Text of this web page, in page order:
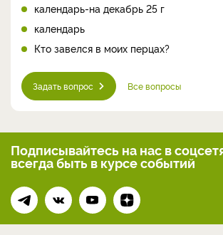
календарь-на декабрь 25 г
календарь
Кто завелся в моих перцах?
Задать вопрос Все вопросы
Подписывайтесь на нас в
всегдабыть в курсе событий